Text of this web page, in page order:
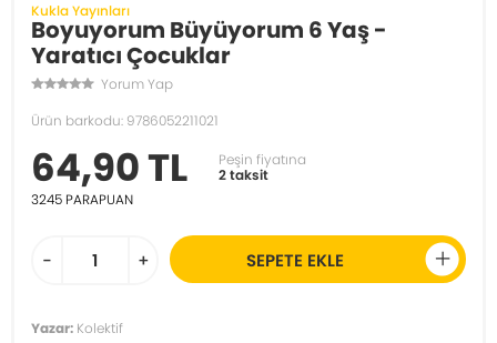
Kukla Yayınları
Boyuyorum Büyüyorum 6 Yaş -
Yaratıcı Çocuklar
Yorum Yap
Ürün barkodu: 9786052211021
64,90 TL
Peşin fiyatına
2 taksit
3245 PARAPUAN
- + SEPETE EKLE
Yazar: Kolektif